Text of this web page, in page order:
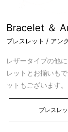
Bracelet ＆
ブレスレット / アン
レザータイプの他
レットとお揃いも
ットもございます。
ブレスレッ